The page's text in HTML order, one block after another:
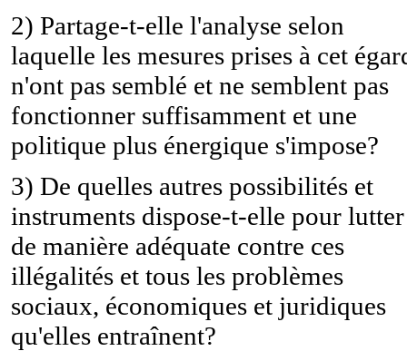
2) Partage-t-elle l'analyse selon
laquelle les mesures prises à cet
n'ont pas semblé et ne semblent pas
fonctionner suffisamment et une
politique plus énergique s'impose?
3) De quelles autres possibilités et
instruments dispose-t-elle pour lutter
de manière adéquate contre ces
illégalités et tous les problèmes
sociaux, économiques et juridiques
qu'elles entraînent?